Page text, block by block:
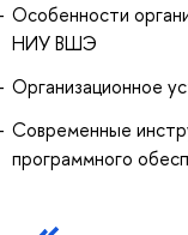
Особенности
НИУ ВШЭ
Организационное
Современные
программного